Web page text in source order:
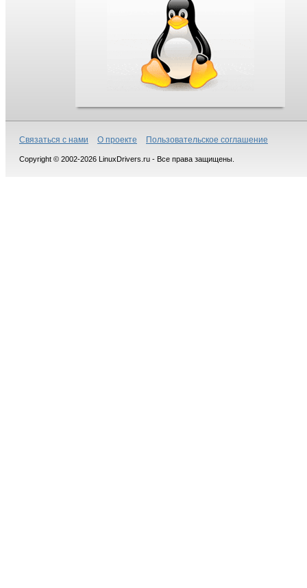
Связаться с нами О проекте Пользовательское соглашение
Copyright © 2002-2026 LinuxDrivers.ru - Все права защищены.